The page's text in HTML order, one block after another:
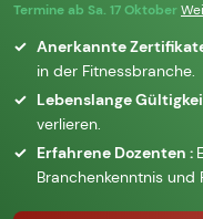
Termine ab Sa. 17 Oktober
Anerkannte
in der Fitnessbranche.
Lebenslange
verlieren.
Erfahrene Dozenten :
Branchenkenntnis und